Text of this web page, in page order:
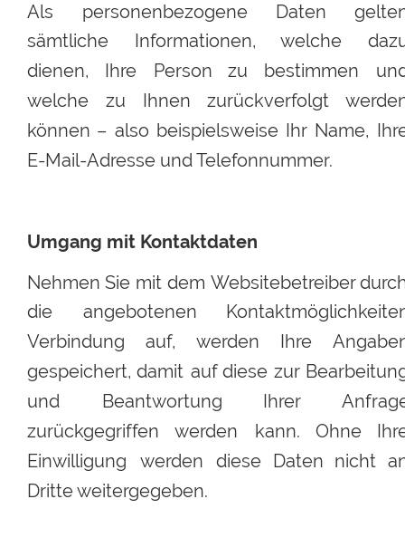
Als personenbezogene Daten
sämtliche
Informationen, welche
dienen,
Ihre Person zu bestimmen
welche
zu Ihnen zurückverfolgt
können – also beispielsweise Ihr Name,
E-Mail-Adresse und Telefonnummer.
Umgang mit Kontaktdaten
Nehmen Sie mit dem Websitebetreiber
die
angebotenen
Verbindung
auf, werden Ihre
gespeichert, damit auf diese zur
und
Beantwortung Ihrer
zurückgegriffen
werden kann. Ohne
Einwilligung
werden diese Daten nicht
Dritte weitergegeben.